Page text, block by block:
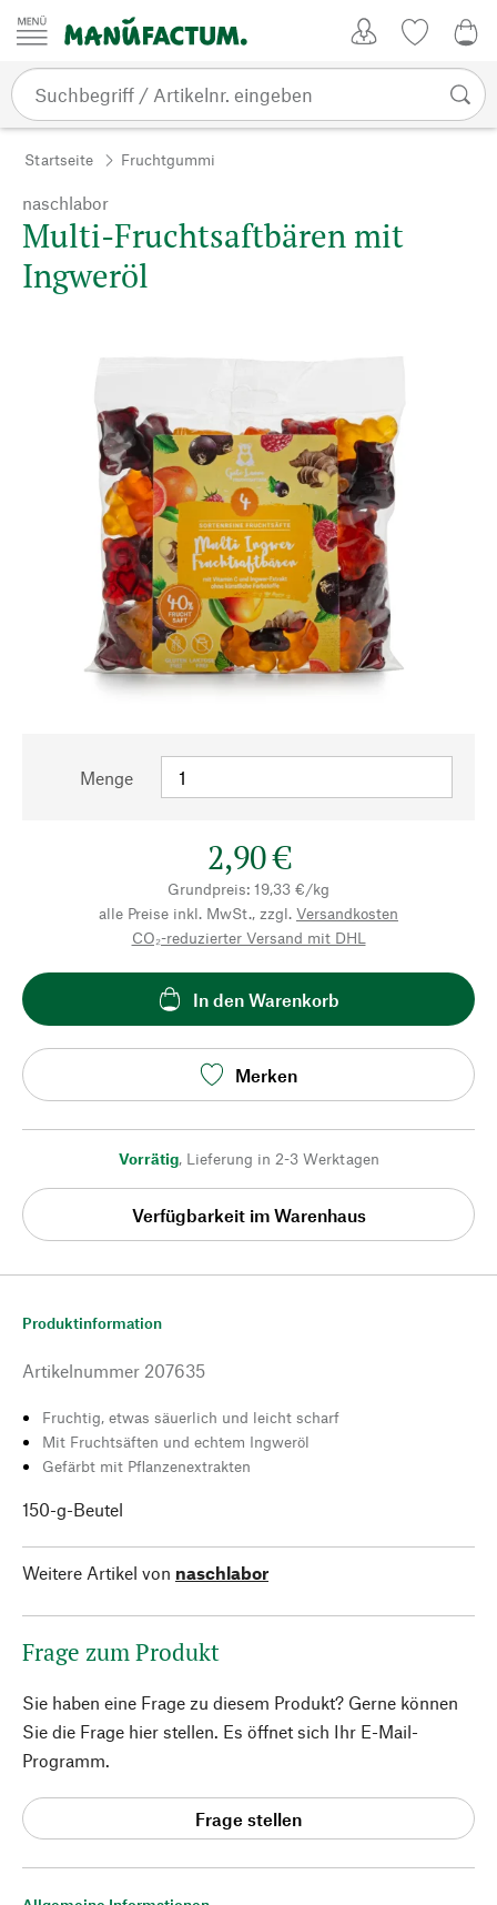
Zum Inhalt springen
Startseite Fruchtgummi
naschlabor
Multi-Fruchtsaftbären mit
Ingweröl
Menge
2,90 €
Grundpreis: 19,33 €/kg
alle Preise inkl. MwSt., zzgl. Versandkosten
CO₂-reduzierter Versand mit DHL
In den Warenkorb
Merken
Vorrätig, Lieferung in 2-3 Werktagen
Verfügbarkeit im Warenhaus
Produktinformation
Artikelnummer 207635
Fruchtig, etwas säuerlich und leicht scharf
Mit Fruchtsäften und echtem Ingweröl
Gefärbt mit Pflanzenextrakten
150-g-Beutel
Weitere Artikel von naschlabor
Frage zum Produkt
Sie haben eine Frage zu diesem Produkt? Gerne können
Sie die Frage hier stellen. Es öffnet sich Ihr E-Mail-
Programm.
Frage stellen